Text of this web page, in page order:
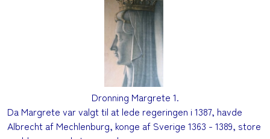
Dronning Margrete 1.
Da Margrete var valgt til at lede regeringen i 1387, havde
Albrecht af Mechlenburg, konge af Sverige 1363 - 1389, store